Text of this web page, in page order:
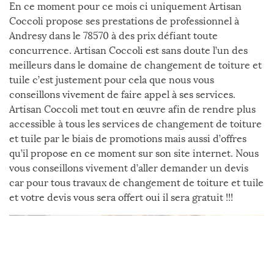
En ce moment pour ce mois ci uniquement Artisan
Coccoli propose ses prestations de professionnel à
Andresy dans le 78570 à des prix défiant toute
concurrence. Artisan Coccoli est sans doute l’un des
meilleurs dans le domaine de changement de toiture et
tuile c’est justement pour cela que nous vous
conseillons vivement de faire appel à ses services.
Artisan Coccoli met tout en œuvre afin de rendre plus
accessible à tous les services de changement de toiture
et tuile par le biais de promotions mais aussi d’offres
qu’il propose en ce moment sur son site internet. Nous
vous conseillons vivement d’aller demander un devis
car pour tous travaux de changement de toiture et tuile
et votre devis vous sera offert oui il sera gratuit !!!